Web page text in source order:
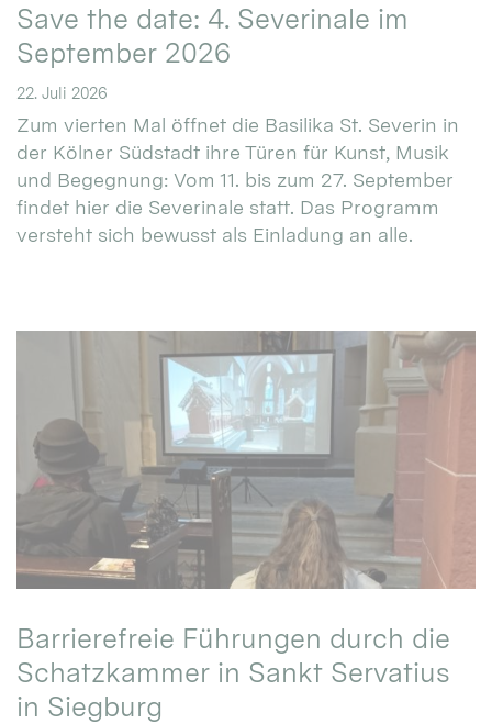
Save the date: 4. Severinale im
September 2026
22. Juli 2026
Zum vierten Mal öffnet die Basilika St. Severin in
der Kölner Südstadt ihre Türen für Kunst, Musik
und Begegnung: Vom 11. bis zum 27. September
findet hier die Severinale statt. Das Programm
versteht sich bewusst als Einladung an alle.
Barrierefreie Führungen durch die
Schatzkammer in Sankt Servatius
in Siegburg